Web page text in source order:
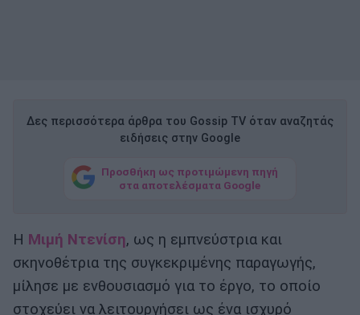
Δες περισσότερα άρθρα του Gossip TV όταν αναζητάς
ειδήσεις στην Google
Προσθήκη ως προτιμώμενη πηγή
στα αποτελέσματα Google
Η Μιμή Ντενίση, ως η εμπνεύστρια και
σκηνοθέτρια της συγκεκριμένης παραγωγής,
μίλησε με ενθουσιασμό για το έργο, το οποίο
στοχεύει να λειτουργήσει ως ένα ισχυρό